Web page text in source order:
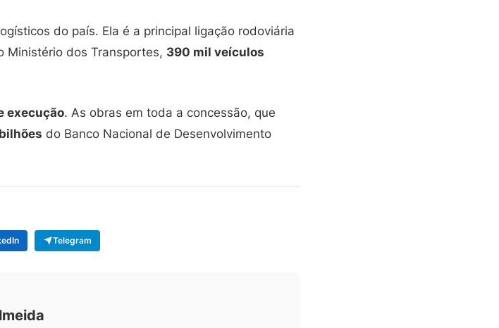
do país. Ela é a principal ligação rodoviária
Ministério dos Transportes, 390 mil veículos
execução. As obras em toda a concessão, que
do Banco Nacional de Desenvolvimento
Telegram